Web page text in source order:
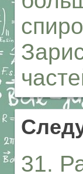
31.